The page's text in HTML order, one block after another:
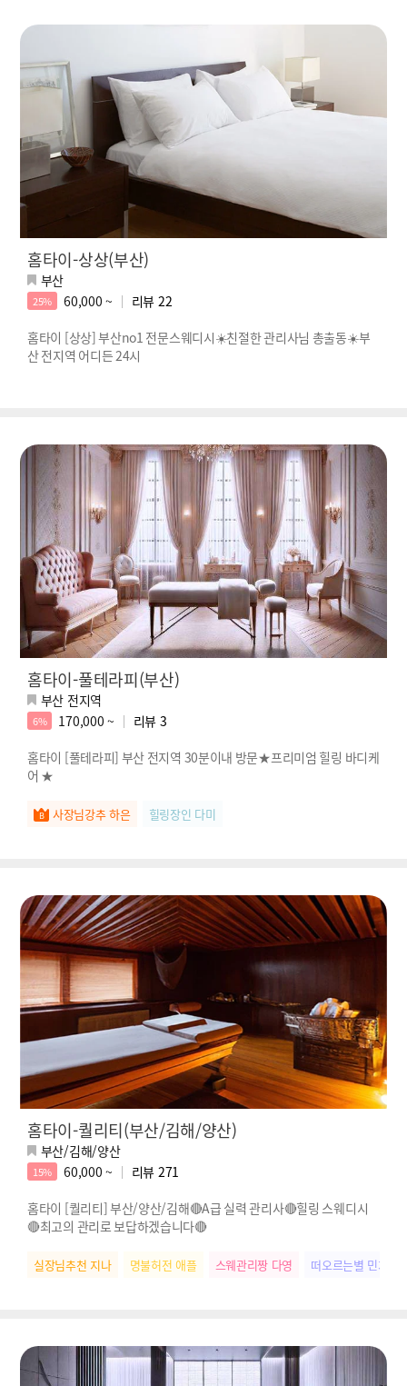
홈타이-상상(부산)
부산
25% 60,000 ~ 리뷰 22
홈타이 [상상] 부산no1 전문스웨디시☀️친절한 관리사님 총출동☀️부
산 전지역 어디든 24시
홈타이-풀테라피(부산)
부산 전지역
6% 170,000 ~ 리뷰 3
홈타이 [풀테라피] 부산 전지역 30분이내 방문★프리미엄 힐링 바디케
어 ★
사장님강추 하은 힐링장인 다미
홈타이-퀄리티(부산/김해/양산)
부산/김해/양산
15% 60,000 ~ 리뷰 271
홈타이 [퀄리티] 부산/양산/김해🔴A급 실력 관리사🔴힐링 스웨디시
🔴최고의 관리로 보답하겠습니다🔴
실장님추천 지나 명불허전 애플 스웨관리짱 다영 떠오르는별 민지